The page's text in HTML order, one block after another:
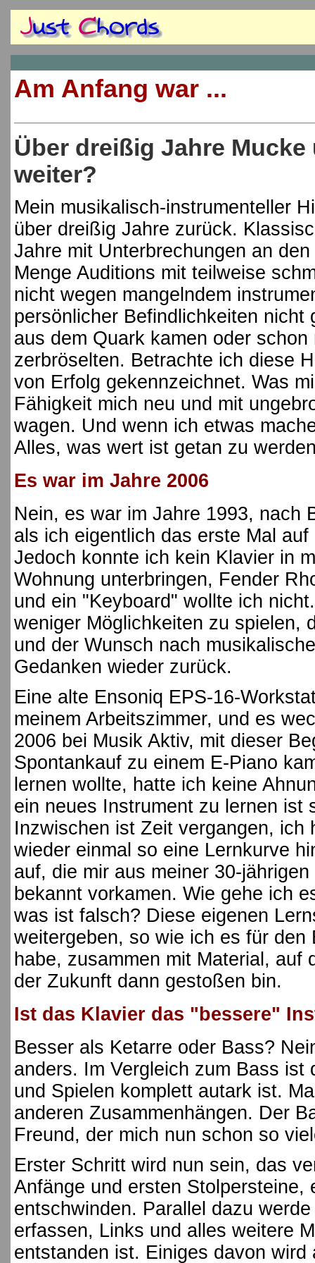
Am Anfang war ...
Über dreißig Jahre
weiter?
Mein musikalisch-instrumenteller
über dreißig Jahre zurück.
Jahre mit Unterbrechungen an
Menge Auditions mit teilweise
nicht wegen mangelndem
persönlicher Befindlichkeiten
aus dem Quark kamen oder
zerbröselten. Betrachte ich diese
von Erfolg gekennzeichnet. Was
Fähigkeit mich neu und mit
wagen. Und wenn ich etwas
Alles, was wert ist getan zu
Es war im Jahre 2006
Nein, es war im Jahre 1993, nach
als ich eigentlich das erste Mal
Jedoch konnte ich kein Klavier in
Wohnung unterbringen, Fender
und ein "Keyboard" wollte ich
weniger Möglichkeiten zu spielen,
und der Wunsch nach
Gedanken wieder zurück.
Eine alte Ensoniq EPS-16-
meinem Arbeitszimmer, und es
2006 bei Musik Aktiv, mit dieser
Spontankauf zu einem E-Piano
lernen wollte, hatte ich keine
ein neues Instrument zu lernen ist
Inzwischen ist Zeit vergangen, ich
wieder einmal so eine Lernkurve
auf, die mir aus meiner 30-
bekannt vorkamen. Wie gehe ich
was ist falsch? Diese eigenen
weitergeben, so wie ich es für
habe, zusammen mit Material, auf
der Zukunft dann gestoßen bin.
Ist das Klavier das "bessere"
Besser als Ketarre oder Bass?
anders. Im Vergleich zum Bass
und Spielen komplett autark ist.
anderen Zusammenhängen. Der
Freund, der mich nun schon so
Erster Schritt wird nun sein, das
Anfänge und ersten Stolpersteine,
entschwinden. Parallel dazu
erfassen, Links und alles weitere
entstanden ist. Einiges davon